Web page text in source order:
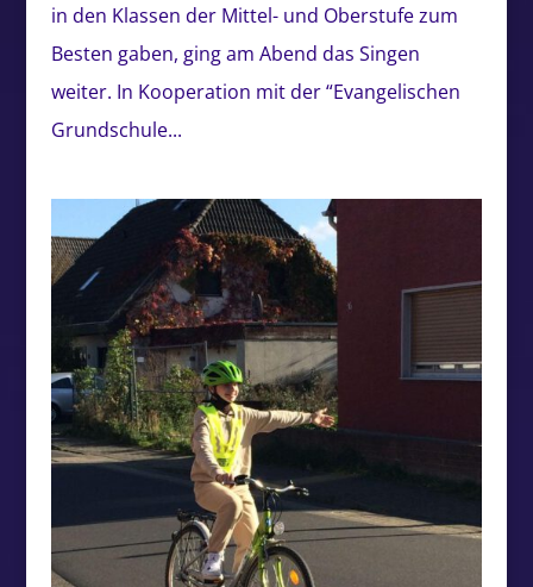
in den Klassen der Mittel- und Oberstufe zum
Besten gaben, ging am Abend das Singen
weiter. In Kooperation mit der “Evangelischen
Grundschule...